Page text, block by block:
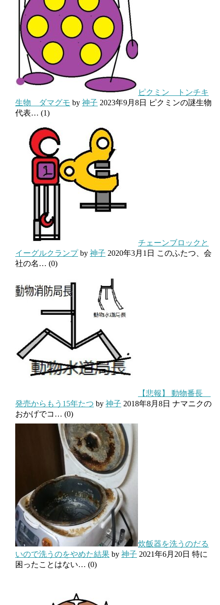
ピクミン トンチキ
生物 ダマグモ by 神子 2023年9月8日
ピクミンの謎生物
代表… (1)
チェーンブロックと
イーグルクランプby 神子 2020年3月1日 このふたつ、会
社の名… (0)
【悲報】 動物番長
発売からもう15年たつ by 神子 2018年8月8日 ナマニクの
おかげでコ… (0)
炊飯器を洗うのだる
いので洗うのをやめた結果 by 神子 2021年6月20日 特に
困ったことはない… (0)